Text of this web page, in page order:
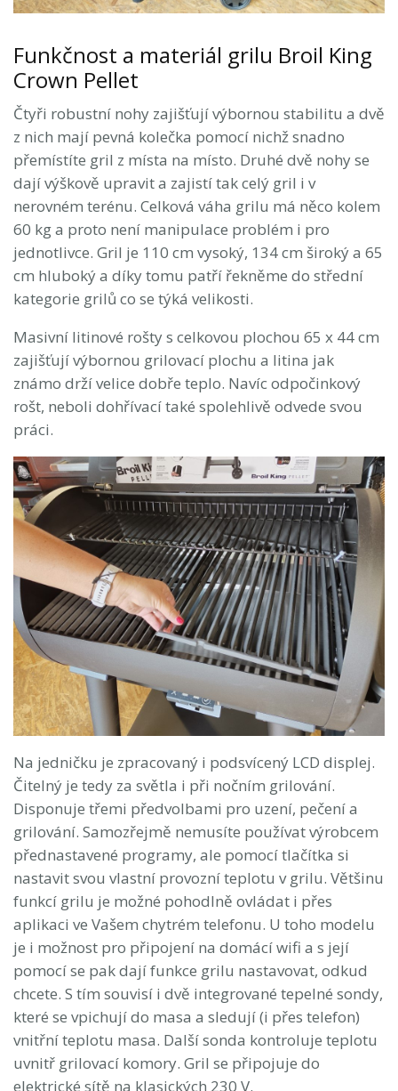
Funkčnost a materiál grilu Broil King
Crown Pellet
Čtyři robustní nohy zajišťují výbornou stabilitu a dvě
z nich mají pevná kolečka pomocí nichž snadno
přemístíte gril z místa na místo. Druhé dvě nohy se
dají výškově upravit a zajistí tak celý gril i v
nerovném terénu. Celková váha grilu má něco kolem
60 kg a proto není manipulace problém i pro
jednotlivce. Gril je 110 cm vysoký, 134 cm široký a 65
cm hluboký a díky tomu patří řekněme do střední
kategorie grilů co se týká velikosti.
Masivní litinové rošty s celkovou plochou 65 x 44 cm
zajišťují výbornou grilovací plochu a litina jak
známo drží velice dobře teplo. Navíc odpočinkový
rošt, neboli dohřívací také spolehlivě odvede svou
práci.
Na jedničku je zpracovaný i podsvícený LCD displej.
Čitelný je tedy za světla i při nočním grilování.
Disponuje třemi předvolbami pro uzení, pečení a
grilování. Samozřejmě nemusíte používat výrobcem
přednastavené programy, ale pomocí tlačítka si
nastavit svou vlastní provozní teplotu v grilu. Většinu
funkcí grilu je možné pohodlně ovládat i přes
aplikaci ve Vašem chytrém telefonu. U toho modelu
je i možnost pro připojení na domácí wifi a s její
pomocí se pak dají funkce grilu nastavovat, odkud
chcete. S tím souvisí i dvě integrované tepelné sondy,
které se vpichují do masa a sledují (i přes telefon)
vnitřní teplotu masa. Další sonda kontroluje teplotu
uvnitř grilovací komory. Gril se připojuje do
elektrické sítě na klasických 230 V.